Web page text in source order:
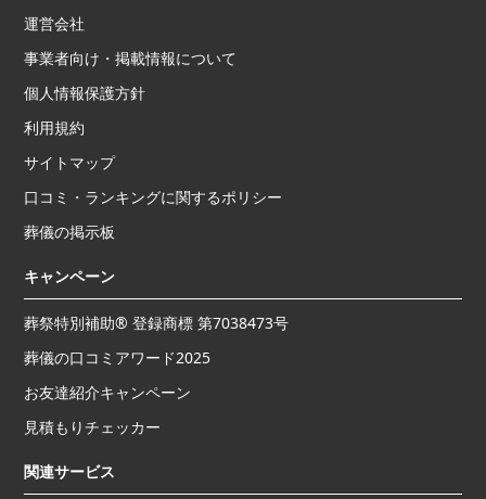
運営会社
事業者向け・掲載情報について
個人情報保護方針
利用規約
サイトマップ
口コミ・ランキングに関するポリシー
葬儀の掲示板
キャンペーン
葬祭特別補助® 登録商標 第7038473号
葬儀の口コミアワード2025
お友達紹介キャンペーン
見積もりチェッカー
関連サービス